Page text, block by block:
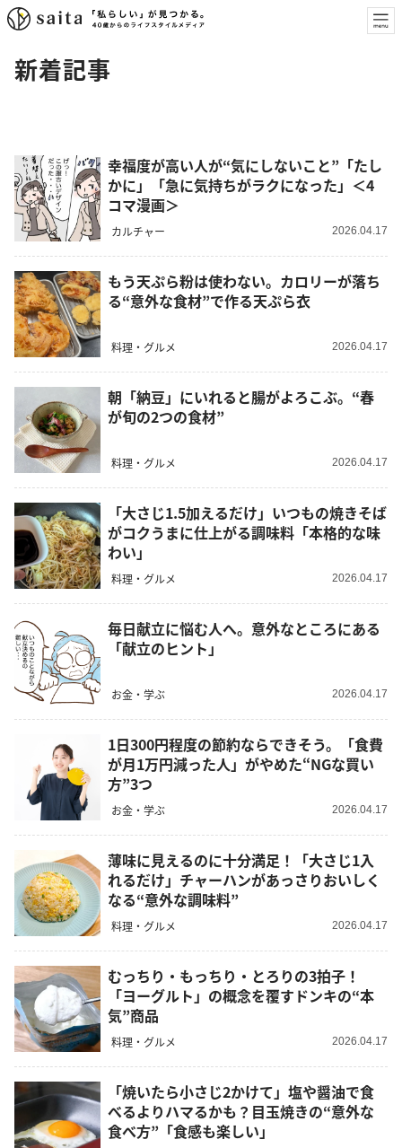
新着記事
幸福度が高い人が“気にしないこと”「たし
かに」「急に気持ちがラクになった」＜4
コマ漫画＞
カルチャー 2026.04.17
もう天ぷら粉は使わない。カロリーが落ち
る“意外な食材”で作る天ぷら衣
料理・グルメ 2026.04.17
朝「納豆」にいれると腸がよろこぶ。“春
が旬の2つの食材”
料理・グルメ 2026.04.17
「大さじ1.5加えるだけ」いつもの焼きそば
がコクうまに仕上がる調味料「本格的な味
わい」
料理・グルメ 2026.04.17
毎日献立に悩む人へ。意外なところにある
「献立のヒント」
お金・学ぶ 2026.04.17
1日300円程度の節約ならできそう。「食費
が月1万円減った人」がやめた“NGな買い
方”3つ
お金・学ぶ 2026.04.17
薄味に見えるのに十分満足！「大さじ1入
れるだけ」チャーハンがあっさりおいしく
なる“意外な調味料”
料理・グルメ 2026.04.17
むっちり・もっちり・とろりの3拍子！
「ヨーグルト」の概念を覆すドンキの“本
気”商品
料理・グルメ 2026.04.17
「焼いたら小さじ2かけて」塩や醤油で食
べるよりハマるかも？目玉焼きの“意外な
食べ方”「食感も楽しい」